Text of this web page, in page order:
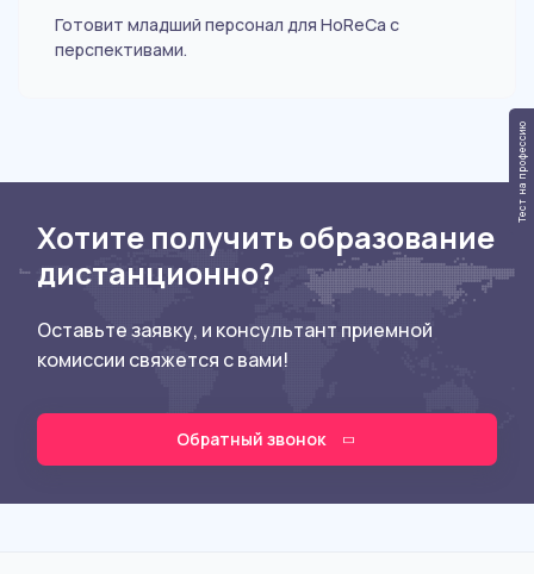
Готовит младший персонал для HoReCa с
перспективами.
Хотите получить образование
дистанционно?
Оставьте заявку, и консультант приемной
комиссии свяжется с вами!
Обратный звонок
Тест на профессию